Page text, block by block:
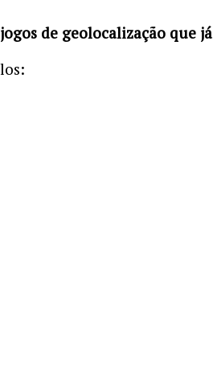
jogos de geolocalização que já